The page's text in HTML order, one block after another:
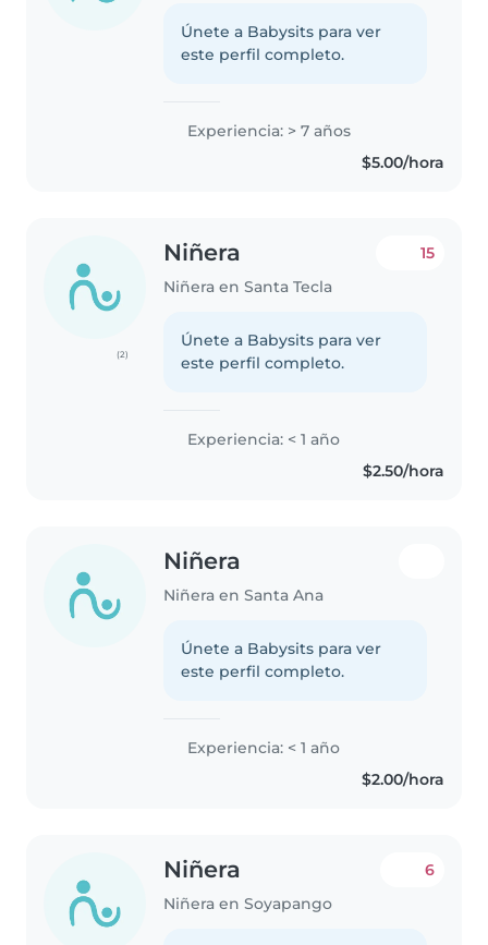
Únete a Babysits para ver
este perfil completo.
Experiencia: > 7 años
$5.00/hora
(2)
Niñera
Niñera en Santa Tecla
15
Únete a Babysits para ver
este perfil completo.
Experiencia: < 1 año
$2.50/hora
Niñera
Niñera en Santa Ana
Únete a Babysits para ver
este perfil completo.
Experiencia: < 1 año
$2.00/hora
Niñera
Niñera en Soyapango
6